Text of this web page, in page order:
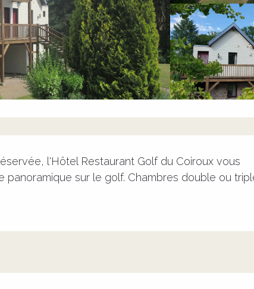
l'Hôtel Restaurant Golf du Coiroux vous
panoramique sur le golf. Chambres double ou